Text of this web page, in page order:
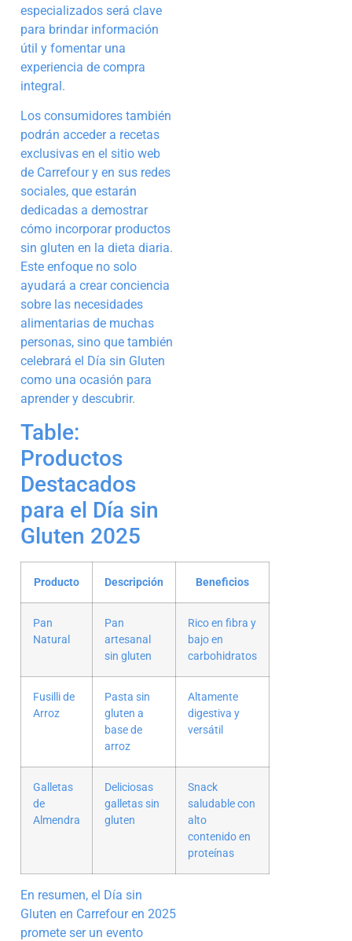
especializados será clave
para brindar información
útil y fomentar una
experiencia de compra
integral.
Los consumidores también
podrán acceder a recetas
exclusivas en el sitio web
de Carrefour y en sus redes
sociales, que estarán
dedicadas a demostrar
cómo incorporar productos
sin gluten en la dieta diaria.
Este enfoque no solo
ayudará a crear conciencia
sobre las necesidades
alimentarias de muchas
personas, sino que también
celebrará el Día sin Gluten
como una ocasión para
aprender y descubrir.
Table:
Productos
Destacados
para el Día sin
Gluten 2025
Producto Descripción Beneficios
Pan
Natural
Pan
artesanal
sin gluten
Rico en fibra y
bajo en
carbohidratos
Fusilli de
Arroz
Pasta sin
gluten a
base de
arroz
Altamente
digestiva y
versátil
Galletas
de
Almendra
Deliciosas
galletas sin
gluten
Snack
saludable con
alto
contenido en
proteínas
En resumen, el Día sin
Gluten en Carrefour en 2025
promete ser un evento